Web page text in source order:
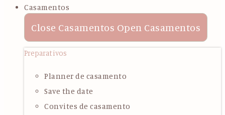
Casamentos
Close Casamentos Open Casamentos
Preparativos
Planner de casamento
Save the date
Convites de casamento